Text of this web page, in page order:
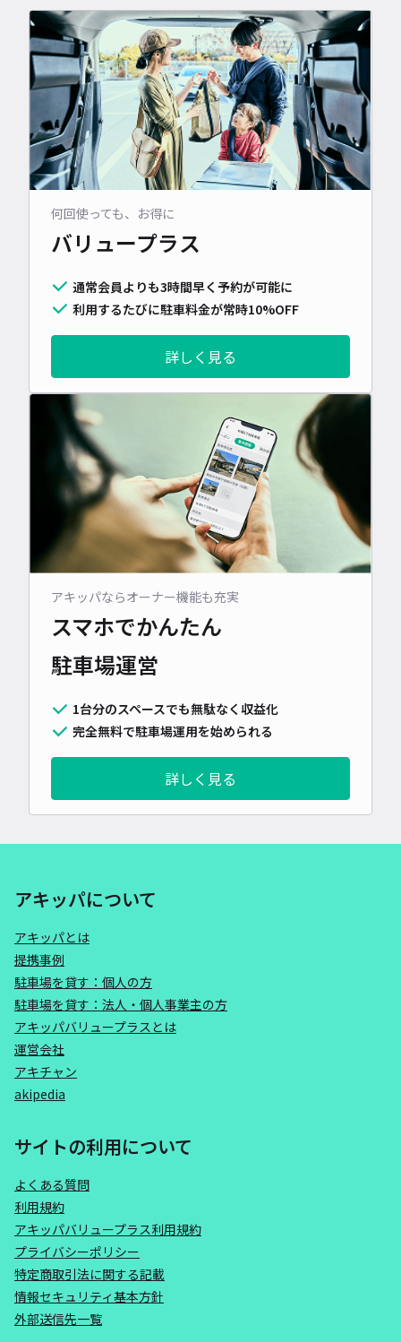
何回使っても、お得に
バリュープラス
通常会員よりも3時間早く予約が可能に
利用するたびに駐車料金が常時10%OFF
詳しく見る
アキッパならオーナー機能も充実
スマホでかんたん
駐車場運営
1台分のスペースでも無駄なく収益化
完全無料で駐車場運用を始められる
詳しく見る
アキッパについて
アキッパとは
提携事例
駐車場を貸す：個人の方
駐車場を貸す：法人・個人事業主の方
アキッパバリュープラスとは
運営会社
アキチャン
akipedia
サイトの利用について
よくある質問
利用規約
アキッパバリュープラス利用規約
プライバシーポリシー
特定商取引法に関する記載
情報セキュリティ基本方針
外部送信先一覧